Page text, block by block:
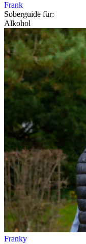
Frank
Soberguide für:
Alkohol
Franky